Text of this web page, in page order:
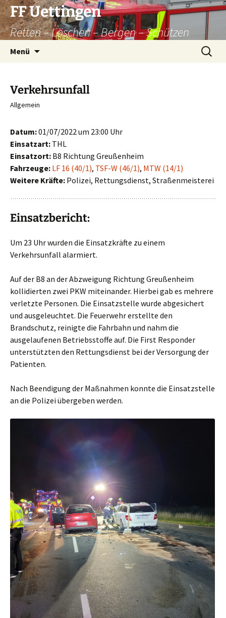
Zum
Inhalt
springen
FF Uettingen
Retten – Löschen – Bergen – Schützen
Menü
Suchen
nach:
Verkehrsunfall
Allgemein
Datum:01/07/2022 um 23:00 Uhr
Einsatzart: THL
Einsatzort: B8 Richtung Greußenheim
Fahrzeuge: LF 16 (40/1), TSF-W (46/1), MTW (14/1)
Weitere Kräfte: Polizei, Rettungsdienst, Straßenmeisterei
Einsatzbericht:
Um 23 Uhr wurden die Einsatzkräfte zu einem
Verkehrsunfall alarmiert.
Auf der B8 an der Abzweigung Richtung Greußenheim
kollidierten zwei PKW miteinander. Hierbei gab es mehrere
verletzte Personen. Die Einsatzstelle wurde abgesichert
und ausgeleuchtet. Die Feuerwehr erstellte den
Brandschutz, reinigte die Fahrbahn und nahm die
ausgelaufenen Betriebsstoffe auf. Die First Responder
unterstützten den Rettungsdienst bei der Versorgung der
Patienten.
Nach Beendigung der Maßnahmen konnte die Einsatzstelle
an die Polizei übergeben werden.